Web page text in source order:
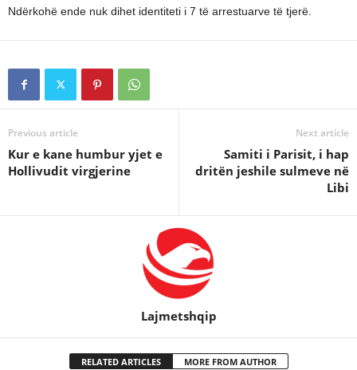
Ndërkohë ende nuk dihet identiteti i 7 të arrestuarve të tjerë.
Previous article
Kur e kane humbur yjet e
Hollivudit virgjerine
Next article
Samiti i Parisit, i hap
dritën jeshile sulmeve në
Libi
Lajmetshqip
RELATED ARTICLES MORE FROM AUTHOR